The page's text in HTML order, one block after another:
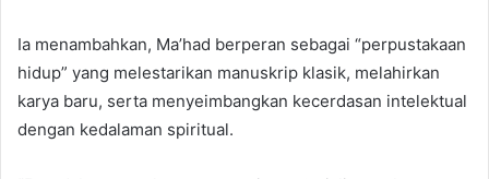
Ia menambahkan, Ma’had berperan sebagai “perpustakaan
hidup” yang melestarikan manuskrip klasik, melahirkan
karya baru, serta menyeimbangkan kecerdasan intelektual
dengan kedalaman spiritual.